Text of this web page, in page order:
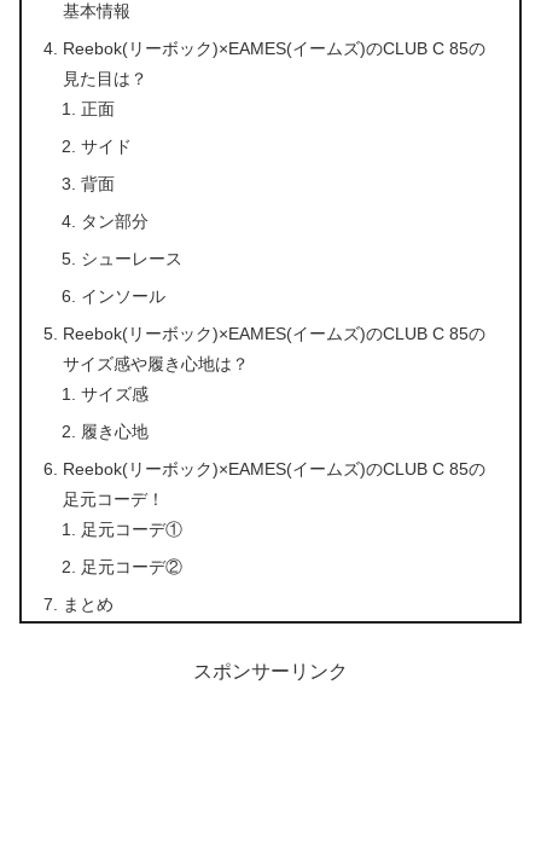
基本情報
Reebok(リーボック)×EAMES(イームズ)のCLUB C 85の
見た目は？
正面
サイド
背面
タン部分
シューレース
インソール
Reebok(リーボック)×EAMES(イームズ)のCLUB C 85の
サイズ感や履き心地は？
サイズ感
履き心地
Reebok(リーボック)×EAMES(イームズ)のCLUB C 85の
足元コーデ！
足元コーデ①
足元コーデ②
まとめ
スポンサーリンク